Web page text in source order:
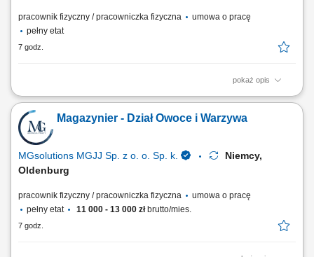
pracownik fizyczny / pracowniczka fizyczna
umowa o pracę
pełny etat
7 godz.
pokaż opis
Zakres obowiązków: Załadunek, rozładunek i magazynowanie towarów
w centrum logistycznym; Przyjmowanie dostaw oraz przygotowywanie
towaru do wysyłki; Wykonywanie prostych prac pomocniczych na
terenie magazynu;
Magazynier - Dział Owoce i Warzywa
MGsolutions MGJJ Sp. z o. o. Sp. k.
Niemcy,
Oldenburg
pracownik fizyczny / pracowniczka fizyczna
umowa o pracę
pełny etat
11 000 - 13 000 złbrutto/mies.
7 godz.